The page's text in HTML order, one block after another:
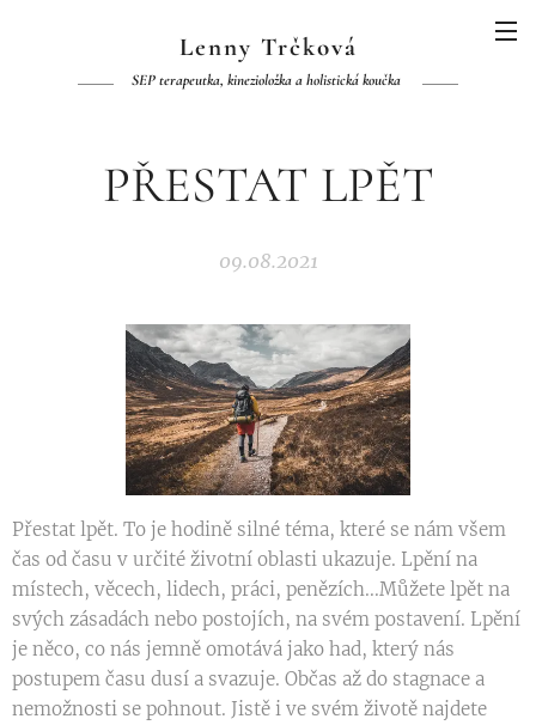
Lenny Trčková
SEP terapeutka, kinezioložka a holistická koučka
PŘESTAT LPĚT
09.08.2021
Přestat lpět. To je hodině silné téma, které se nám všem
čas od času v určité životní oblasti ukazuje. Lpění na
místech, věcech, lidech, práci, penězích...Můžete lpět na
svých zásadách nebo postojích, na svém postavení. Lpění
je něco, co nás jemně omotává jako had, který nás
postupem času dusí a svazuje. Občas až do stagnace a
nemožnosti se pohnout. Jistě i ve svém životě najdete